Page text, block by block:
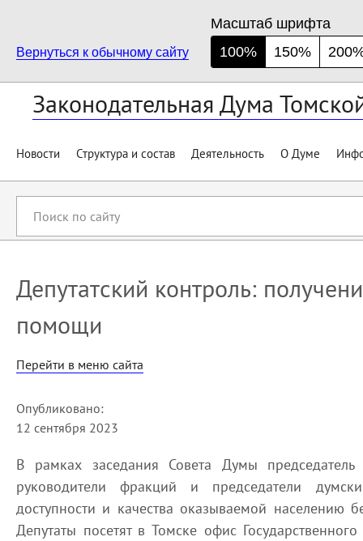
Вернуться к обычному сайту
Масштаб шрифта
100%
150%
Законодательная Дума
Новости Структура и состав Деятельность О Думе
сайту
Депутатский контроль:
помощи
Перейти в меню сайта
Опубликовано:
12 сентября 2023
В рамках заседания Совета Думы председатель
руководители фракций и председатели
доступности и качества оказываемой населению
Депутаты посетят в Томске офис